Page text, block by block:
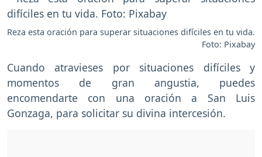
Reza esta oración para superar situaciones difíciles en tu vida.
Foto: Pixabay
Cuando atravieses por situaciones difíciles y
momentos de gran angustia, puedes
encomendarte con una oración a San Luis
Gonzaga, para solicitar su divina intercesión.